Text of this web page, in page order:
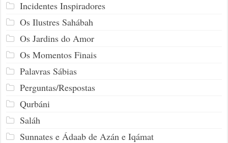
Incidentes Inspiradores
Os Ilustres Sahábah
Os Jardins do Amor
Os Momentos Finais
Palavras Sábias
Perguntas/Respostas
Qurbáni
Saláh
Sunnates e Ádaab de Azán e Iqámat